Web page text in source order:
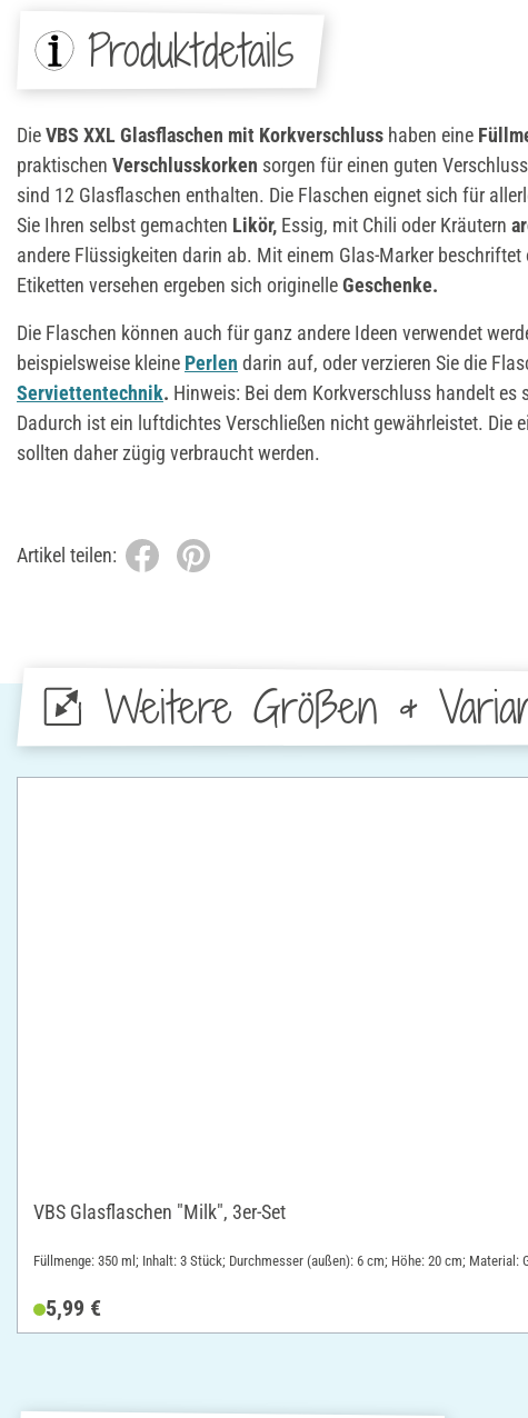
Produktdetails
DieVBS XXL Glasflaschen mit Korkverschluss haben eine
praktischen Verschlusskorken sorgen für einen guten
sind 12 Glasflaschen enthalten. Die Flaschen eignet sich für
Sie Ihren selbst gemachten Likör, Essig, mit Chili oder Kräutern
andere Flüssigkeiten darin ab. Mit einem Glas-Marker
Etiketten versehen ergeben sich originelleGeschenke.
Die Flaschen können auch für ganz andere Ideen verwendet
beispielsweise kleine Perlen darin auf, oder verzieren Sie die
Serviettentechnik. Hinweis: Bei dem Korkverschluss handelt es
Dadurch ist ein luftdichtes Verschließen nicht gewährleistet. Die
sollten daher zügig verbraucht werden.
Artikel teilen:
Weitere Größen &
VBS Glasflaschen "Milk", 3er-Set
Füllmenge: 350 ml; Inhalt: 3 Stück; Durchmesser (außen): 6 cm; Höhe: 20 cm; Material:
5,99 €